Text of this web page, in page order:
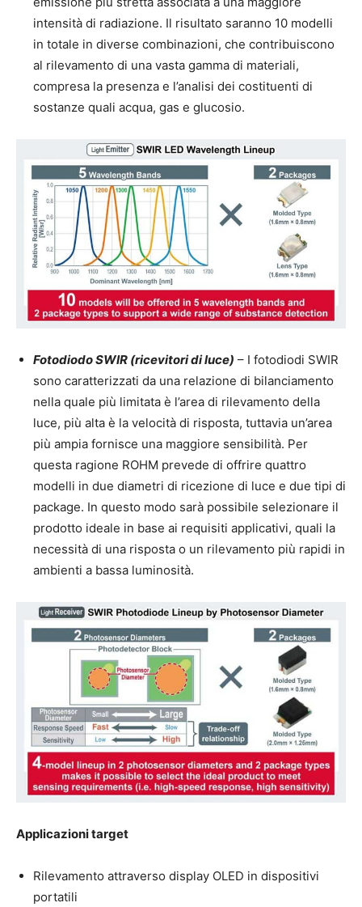
intensità di radiazione. Il risultato saranno 10 modelli
in totale in diverse combinazioni, che contribuiscono
al rilevamento di una vasta gamma di materiali,
compresa la presenza e l’analisi dei costituenti di
sostanze quali acqua, gas e glucosio.
Fotodiodo SWIR (ricevitori di luce) – I fotodiodi SWIR
sono caratterizzati da una relazione di bilanciamento
nella quale più limitata è l’area di rilevamento della
luce, più alta è la velocità di risposta, tuttavia un’area
più ampia fornisce una maggiore sensibilità. Per
questa ragione ROHM prevede di offrire quattro
modelli in due diametri di ricezione di luce e due tipi di
package. In questo modo sarà possibile selezionare il
prodotto ideale in base ai requisiti applicativi, quali la
necessità di una risposta o un rilevamento più rapidi in
ambienti a bassa luminosità.
Applicazioni target
Rilevamento attraverso display OLED in dispositivi
portatili